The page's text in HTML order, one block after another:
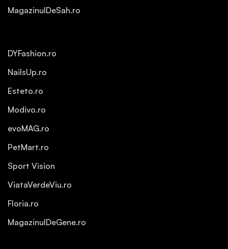
MagazinulDeSah.ro
DYFashion.ro
NailsUp.ro
Esteto.ro
Modivo.ro
evoMAG.ro
PetMart.ro
Sport Vision
ViataVerdeViu.ro
Floria.ro
MagazinulDeGene.ro